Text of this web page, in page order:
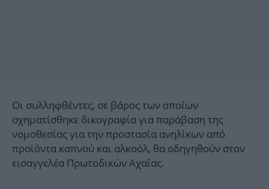
Οι συλληφθέντες, σε βάρος των οποίων
σχηματίσθηκε δικογραφία για παράβαση της
νομοθεσίας για την προστασία ανηλίκων από
προϊόντα καπνού και αλκοόλ, θα οδηγηθούν στον
εισαγγελέα Πρωτοδικών Αχαΐας.